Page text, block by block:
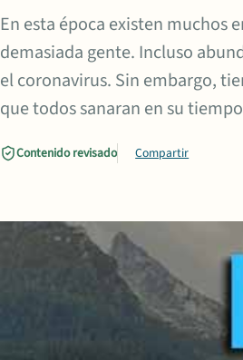
En esta época existen muchos
demasiada gente. Incluso
el coronavirus. Sin embargo,
que todos sanaran en su
Contenido revisado Compartir